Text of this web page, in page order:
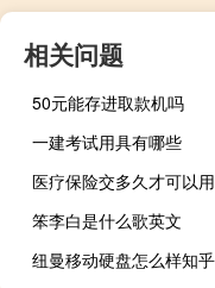
相关问题
50元能存进取款机吗
一建考试用具有哪些
医疗保险交多久才可以用
笨李白是什么歌英文